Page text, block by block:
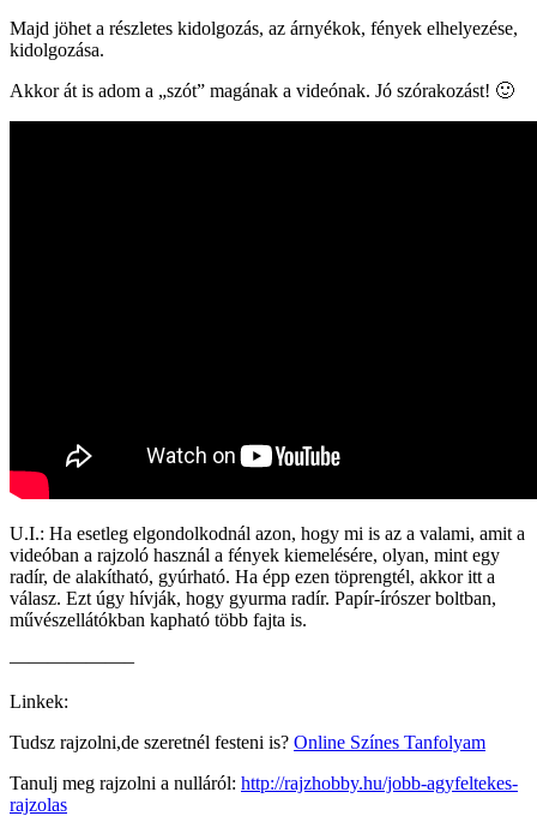
Majd jöhet a részletes kidolgozás, az árnyékok, fények elhelyezése,
kidolgozása.
Akkor át is adom a „szót” magának a videónak. Jó szórakozást! 🙂
U.I.: Ha esetleg elgondolkodnál azon, hogy mi is az a valami, amit a
videóban a rajzoló használ a fények kiemelésére, olyan, mint egy
radír, de alakítható, gyúrható. Ha épp ezen töprengtél, akkor itt a
válasz. Ezt úgy hívják, hogy gyurma radír. Papír-írószer boltban,
művészellátókban kapható több fajta is.
——————–
Linkek:
Tudsz rajzolni,de szeretnél festeni is? Online Színes Tanfolyam
Tanulj meg rajzolni a nulláról: http://rajzhobby.hu/jobb-agyfeltekes-
rajzolas